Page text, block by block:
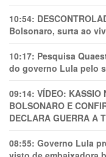
10:54:
Bolsonaro, surta ao
10:17: Pesquisa
do governo Lula pelo
09:14: VÍDEO: KASSIO
BOLSONARO E
DECLARA GUERRA A
08:55: Governo Lula